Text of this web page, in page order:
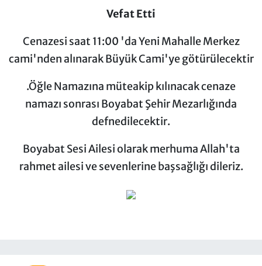
Vefat Etti
Cenazesi saat 11:00 'da Yeni Mahalle Merkez
cami'nden alınarak Büyük Cami'ye götürülecektir
.Öğle Namazına müteakip kılınacak cenaze
namazı sonrası Boyabat Şehir Mezarlığında
defnedilecektir.
Boyabat Sesi Ailesi olarak merhuma Allah'ta
rahmet ailesi ve sevenlerine başsağlığı dileriz.